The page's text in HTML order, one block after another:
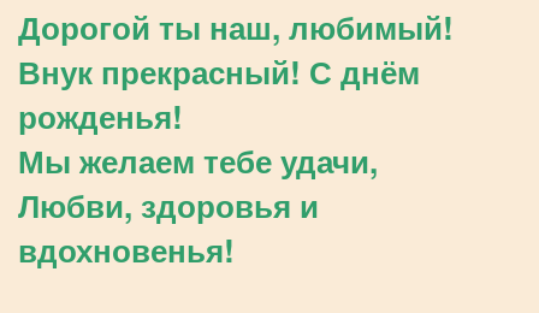
Дорогой ты наш, любимый!
Внук прекрасный! С днём
рожденья!
Мы желаем тебе удачи,
Любви, здоровья и
вдохновенья!